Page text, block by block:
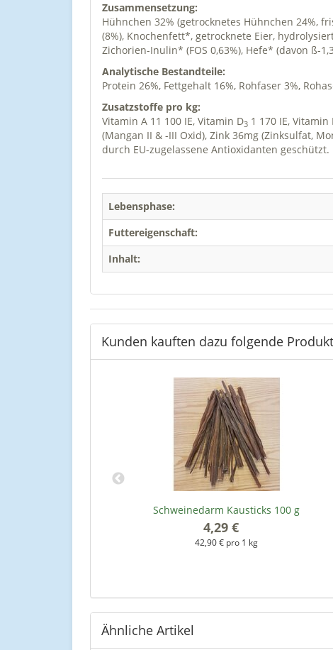
Zusammensetzung:
Hühnchen 32% (getrocknetes Hühnchen 24%,
(8%), Knochenfett*, getrocknete Eier,
Zichorien-Inulin* (FOS 0,63%), Hefe* (davon ß-
Analytische Bestandteile:
Protein 26%, Fettgehalt 16%, Rohfaser 3%,
Zusatzstoffe pro kg:
Vitamin A 11 100 IE, Vitamin D3 1 170 IE,
(Mangan II & -III Oxid), Zink 36mg (Zinksulfat,
durch EU-zugelassene Antioxidanten
Lebensphase:
Futtereigenschaft:
Inhalt:
Kunden kauften dazu folgende
Schweinedarm Kausticks 100 g
4,29 €
42,90 € pro 1 kg
Ähnliche Artikel